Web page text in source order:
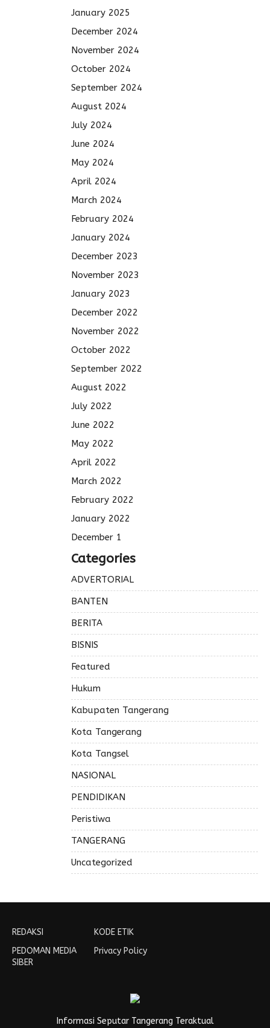
January 2025
December 2024
November 2024
October 2024
September 2024
August 2024
July 2024
June 2024
May 2024
April 2024
March 2024
February 2024
January 2024
December 2023
November 2023
January 2023
December 2022
November 2022
October 2022
September 2022
August 2022
July 2022
June 2022
May 2022
April 2022
March 2022
February 2022
January 2022
December 1
Categories
ADVERTORIAL
BANTEN
BERITA
BISNIS
Featured
Hukum
Kabupaten Tangerang
Kota Tangerang
Kota Tangsel
NASIONAL
PENDIDIKAN
Peristiwa
TANGERANG
Uncategorized
REDAKSI
PEDOMAN MEDIA
SIBER
KODE ETIK
Privacy Policy
Informasi Seputar Tangerang Teraktual